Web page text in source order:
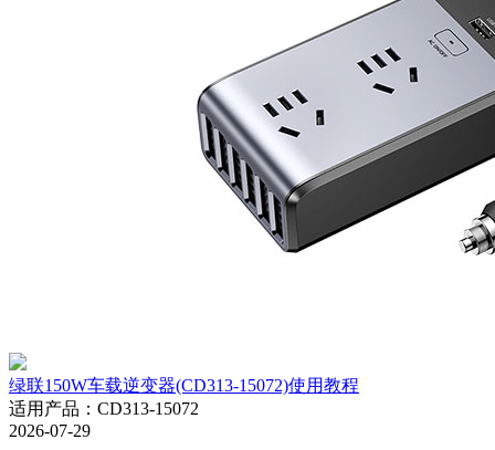
绿联150W车载逆变器(CD313-15072)使用教程
适用产品 ： CD313-15072
2026-07-29